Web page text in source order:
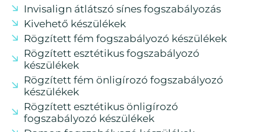
Invisalign átlátszó sínes fogszabályozás
Kivehető készülékek
Rögzített fém fogszabályozó készülékek
Rögzített esztétikus fogszabályozó
készülékek
Rögzített fém önligírozó fogszabályozó
készülékek
Rögzített esztétikus önligírozó
fogszabályozó készülékek